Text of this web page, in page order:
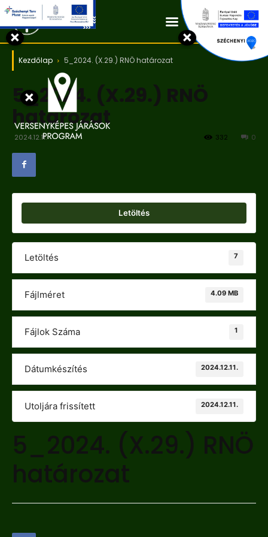
Kapcsolat
Kezdőlap 5_2024. (X.29.) RNÖ határozat
5_2024. (X.29.) RNÖ
határozat
2024.12.11. 0
332
Letöltés
Letöltés 7
Fájlméret 4.09 MB
Fájlok Száma 1
Dátumkészítés 2024.12.11.
Utoljára frissített 2024.12.11.
5_2024. (X.29.) RNÖ
határozat
×
×
×